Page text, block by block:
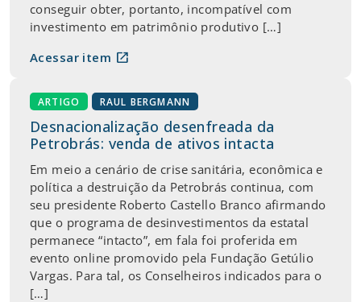
conseguir obter, portanto, incompatível com
investimento em patrimônio produtivo […]
Acessar item open_in_new
ARTIGO RAUL BERGMANN
Desnacionalização desenfreada da
Petrobrás: venda de ativos intacta
Em meio a cenário de crise sanitária, econômica e
política a destruição da Petrobrás continua, com
seu presidente Roberto Castello Branco afirmando
que o programa de desinvestimentos da estatal
permanece “intacto”, em fala foi proferida em
evento online promovido pela Fundação Getúlio
Vargas. Para tal, os Conselheiros indicados para o
[…]